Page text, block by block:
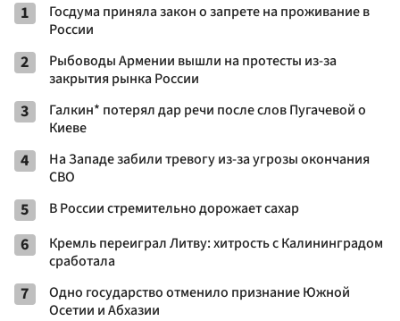
1
Госдума приняла закон о запрете на проживание в
России
2
Рыбоводы Армении вышли на протесты из-за
закрытия рынка России
3
Галкин* потерял дар речи после слов Пугачевой о
Киеве
4
На Западе забили тревогу из-за угрозы окончания
СВО
5 В России стремительно дорожает сахар
6
Кремль переиграл Литву: хитрость с Калининградом
сработала
7
Одно государство отменило признание Южной
Осетии и Абхазии